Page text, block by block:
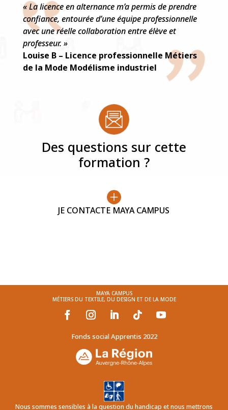
« La licence en alternance m’a permis de prendre
confiance, entourée d’une équipe professionnelle
avec une réelle collaboration entre élève et
professeur. »
Louise B – Licence professionnelle Métiers
de la Mode Modélisme industriel
Des questions sur cette
formation ?
JE CONTACTE MAYA CAMPUS
MAYA CAMPUS
MÉTIERS DU TEXTILE, DU DESIGN ET DE LA MODE
Fonds social Apprentis 2022
Nous sommes sensibles à la question du handicap et nous mettrons